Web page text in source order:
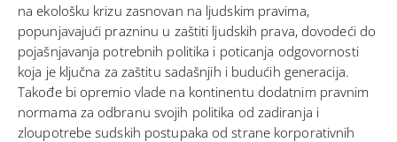
na ekološku krizu zasnovan na ljudskim pravima,
popunjavajući prazninu u zaštiti ljudskih prava, dovodeći do
pojašnjavanja potrebnih politika i poticanja odgovornosti
koja je ključna za zaštitu sadašnjih i budućih generacija.
Takođe bi opremio vlade na kontinentu dodatnim pravnim
normama za odbranu svojih politika od zadiranja i
zloupotrebe sudskih postupaka od strane korporativnih